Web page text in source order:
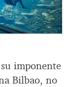
imponente
Bilbao, no